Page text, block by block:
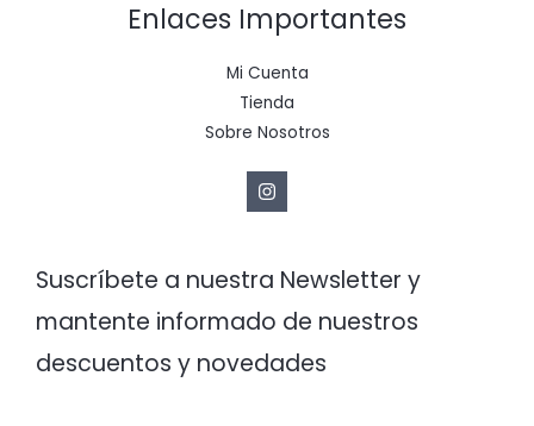
Enlaces Importantes
Mi Cuenta
Tienda
Sobre Nosotros
Suscríbete a nuestra Newsletter y
mantente informado de nuestros
descuentos y novedades